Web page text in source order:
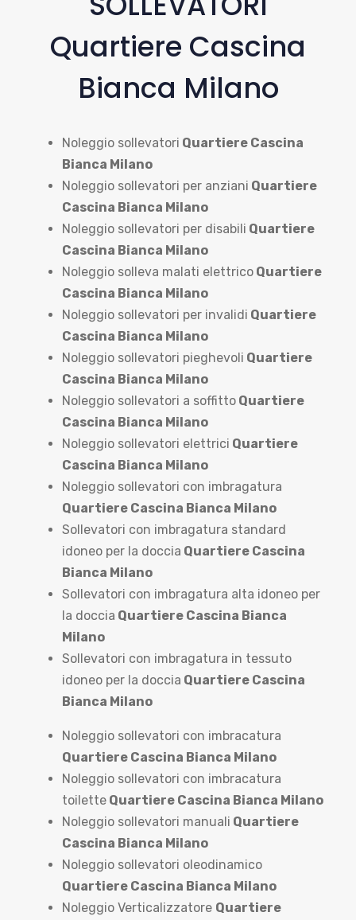
Quartiere Cascina
Bianca Milano
Noleggio sollevatori Quartiere Cascina
Bianca Milano
Noleggio sollevatori per anziani Quartiere
Cascina Bianca Milano
Noleggio sollevatori per disabili Quartiere
Cascina Bianca Milano
Noleggio solleva malati elettrico Quartiere
Cascina Bianca Milano
Noleggio sollevatori per invalidi Quartiere
Cascina Bianca Milano
Noleggio sollevatori pieghevoli Quartiere
Cascina Bianca Milano
Noleggio sollevatori a soffitto Quartiere
Cascina Bianca Milano
Noleggio sollevatori elettrici Quartiere
Cascina Bianca Milano
Noleggio sollevatori con imbragatura
Quartiere Cascina Bianca Milano
Sollevatori con imbragatura standard
idoneo per la doccia Quartiere Cascina
Bianca Milano
Sollevatori con imbragatura alta idoneo per
la doccia Quartiere Cascina Bianca
Milano
Sollevatori con imbragatura in tessuto
idoneo per la doccia Quartiere Cascina
Bianca Milano
Noleggio sollevatori con imbracatura
Quartiere Cascina Bianca Milano
Noleggio sollevatori con imbracatura
toilette Quartiere Cascina Bianca Milano
Noleggio sollevatori manuali Quartiere
Cascina Bianca Milano
Noleggio sollevatori oleodinamico
Quartiere Cascina Bianca Milano
Noleggio Verticalizzatore Quartiere